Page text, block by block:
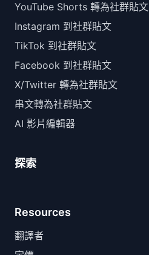
YouTube Shorts 轉為社群貼文
Instagram 到社群貼文
TikTok 到社群貼文
Facebook 到社群貼文
X/Twitter 轉為社群貼文
串文轉為社群貼文
AI 影片編輯器
探索
Resources
翻譯者